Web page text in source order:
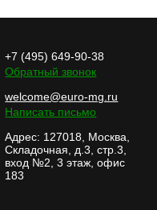
+7 (495) 649-90-38
Обратный звонок
welcome@euro-mg.ru
Написать письмо
Адрес: 127018, Москва,
Складочная, д.3, стр.3,
вход №2, 3 этаж, офис
183